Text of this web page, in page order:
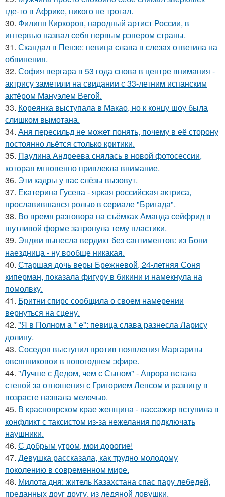
где-то в Африке, никого не трогал.
30. Филипп Киркоров, народный артист России, в
интервью назвал себя первым рэпером страны.
31. Скандал в Пензе: певица слава в слезах ответила на
обвинения.
32. София вергара в 53 года снова в центре внимания -
актрису заметили на свидании с 33-летним испанским
актёром Мануэлем Вегой.
33. Кореянка выступала в Макао, но к концу шоу была
слишком вымотана.
34. Аня пересильд не может понять, почему в её сторону
постоянно льётся столько критики.
35. Паулина Андреева снялась в новой фотосессии,
которая мгновенно привлекла внимание.
36. Эти кадры у вас слёзы вызовут.
37. Екатерина Гусева - яркая российская актриса,
прославившаяся ролью в сериале "Бригада".
38. Во время разговора на съёмках Аманда сейфрид в
шутливой форме затронула тему пластики.
39. Энджи вынесла вердикт без сантиментов: из Бони
наездница - ну вообще никакая.
40. Старшая дочь веры Брежневой, 24-летняя Соня
киперман, показала фигуру в бикини и намекнула на
помолвку.
41. Бритни спирс сообщила о своем намерении
вернуться на сцену.
42. "Я в Полном а * е": певица слава разнесла Ларису
долину.
43. Соседов выступил против появления Маргариты
овсянниковои в новогоднем эфире.
44. "Лучше с Дедом, чем с Сыном" - Аврора встала
стеной за отношения с Григорием Лепсом и разницу в
возрасте назвала мелочью.
45. В красноярском крае женщина - пассажир вступила в
конфликт с таксистом из-за нежелания подключать
наушники.
46. С добрым утром, мои дорогие!
47. Девушка рассказала, как трудно молодому
поколению в современном мире.
48. Милота дня: житель Казахстана спас пару лебедей,
преданных друг другу, из ледяной ловушки.